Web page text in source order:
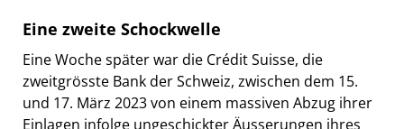
Eine zweite Schockwelle
Eine Woche später war die Crédit Suisse, die
zweitgrösste Bank der Schweiz, zwischen dem 15.
und 17. März 2023 von einem massiven Abzug ihrer
Einlagen infolge ungeschickter Äusserungen ihres